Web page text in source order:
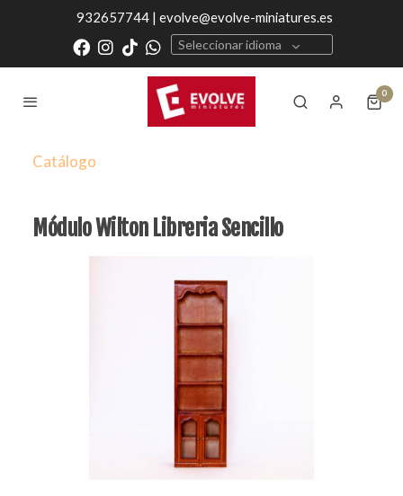
932657744 | evolve@evolve-miniatures.es
Seleccionar idioma
0
Catálogo
Módulo Wilton Libreria Sencillo